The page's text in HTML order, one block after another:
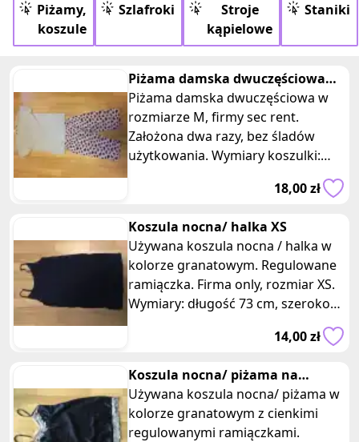
Piżamy,
koszule
Szlafroki
Stroje
kąpielowe
Staniki
Piżama damska dwuczęściowa
bawełniana M
Piżama damska dwuczęściowa w
rozmiarze M, firmy sec rent.
Założona dwa razy, bez śladów
użytkowania. Wymiary koszulki:
długość: 57 cm, szerokość: 41 cm.
Wymiary spodenek: długość: 56 cm,
podawane na płasko.
18,00 zł
Koszula nocna/ halka XS
Używana koszula nocna / halka w
kolorze granatowym. Regulowane
ramiączka. Firma only, rozmiar XS.
Wymiary: długość 73 cm, szerokość
14,00 zł
Koszula nocna/ piżama na
cienkich ramiaczkach
Używana koszula nocna/ piżama w
kolorze granatowym z cienkimi
regulowanymi ramiączkami.